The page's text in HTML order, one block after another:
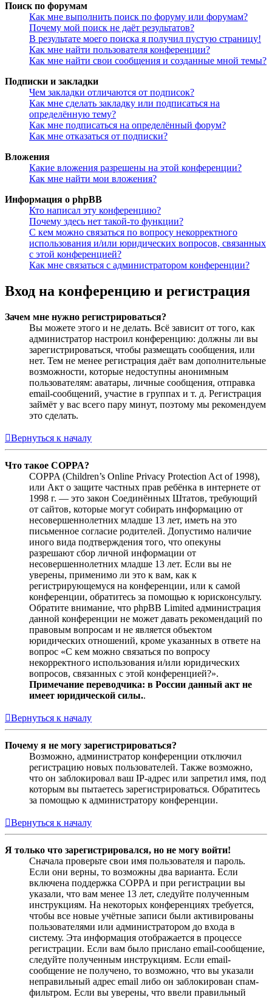
Поиск по форумам
Как мне выполнить поиск по форуму или форумам?
Почему мой поиск не даёт результатов?
В результате моего поиска я получил пустую страницу!
Как мне найти пользователя конференции?
Как мне найти свои сообщения и созданные мной темы?
Подписки и закладки
Чем закладки отличаются от подписок?
Как мне сделать закладку или подписаться на
определённую тему?
Как мне подписаться на определённый форум?
Как мне отказаться от подписки?
Вложения
Какие вложения разрешены на этой конференции?
Как мне найти мои вложения?
Информация о phpBB
Кто написал эту конференцию?
Почему здесь нет такой-то функции?
С кем можно связаться по вопросу некорректного
использования и/или юридических вопросов, связанных
с этой конференцией?
Как мне связаться с администратором конференции?
Вход на конференцию и регистрация
Зачем мне нужно регистрироваться?
Вы можете этого и не делать. Всё зависит от того, как
администратор настроил конференцию: должны ли вы
зарегистрироваться, чтобы размещать сообщения, или
нет. Тем не менее регистрация даёт вам дополнительные
возможности, которые недоступны анонимным
пользователям: аватары, личные сообщения, отправка
email-сообщений, участие в группах и т. д. Регистрация
займёт у вас всего пару минут, поэтому мы рекомендуем
это сделать.
Вернуться к началу
Что такое COPPA?
COPPA (Children’s Online Privacy Protection Act of 1998),
или Акт о защите частных прав ребёнка в интернете от
1998 г. — это закон Соединённых Штатов, требующий
от сайтов, которые могут собирать информацию от
несовершеннолетних младше 13 лет, иметь на это
письменное согласие родителей. Допустимо наличие
иного вида подтверждения того, что опекуны
разрешают сбор личной информации от
несовершеннолетних младше 13 лет. Если вы не
уверены, применимо ли это к вам, как к
регистрирующемуся на конференции, или к самой
конференции, обратитесь за помощью к юрисконсульту.
Обратите внимание, что phpBB Limited администрация
данной конференции не может давать рекомендаций по
правовым вопросам и не является объектом
юридических отношений, кроме указанных в ответе на
вопрос «С кем можно связаться по вопросу
некорректного использования и/или юридических
вопросов, связанных с этой конференцией?».
Примечание переводчика: в России данный акт не
имеет юридической силы..
Вернуться к началу
Почему я не могу зарегистрироваться?
Возможно, администратор конференции отключил
регистрацию новых пользователей. Также возможно,
что он заблокировал ваш IP-адрес или запретил имя, под
которым вы пытаетесь зарегистрироваться. Обратитесь
за помощью к администратору конференции.
Вернуться к началу
Я только что зарегистрировался, но не могу войти!
Сначала проверьте свои имя пользователя и пароль.
Если они верны, то возможны два варианта. Если
включена поддержка COPPA и при регистрации вы
указали, что вам менее 13 лет, следуйте полученным
инструкциям. На некоторых конференциях требуется,
чтобы все новые учётные записи были активированы
пользователями или администратором до входа в
систему. Эта информация отображается в процессе
регистрации. Если вам было прислано email-сообщение,
следуйте полученным инструкциям. Если email-
сообщение не получено, то возможно, что вы указали
неправильный адрес email либо он заблокирован спам-
фильтром. Если вы уверены, что ввели правильный